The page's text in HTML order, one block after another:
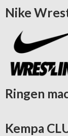
Nike
Ringen
Kempa